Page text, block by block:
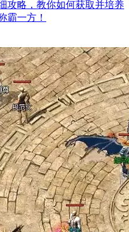
攻略，教你如何获取并培养
霸一方！